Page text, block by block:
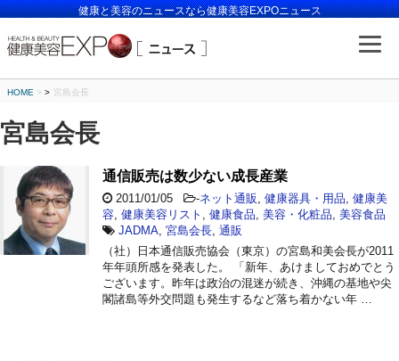
健康と美容のニュースなら健康美容EXPOニュース
HOME > 宮島会長
宮島会長
通信販売は数少ない成長産業
2011/01/05 -ネット通販 健康器具・用品 健康美
容 健康美容リスト 健康食品 美容・化粧品 美容食品
JADMA 宮島会長 通販
（社）日本通信販売協会（東京）の宮島和美会長が2011
年年頭所感を発表した。 「新年、あけましておめでとう
ございます。昨年は政治の混迷が続き、沖縄の基地や尖
閣諸島等外交問題も発生するなど落ち着かない年 …